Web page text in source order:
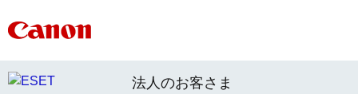
法人のお客さま